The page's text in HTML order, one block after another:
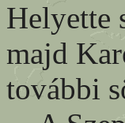
Helyette
majd
további